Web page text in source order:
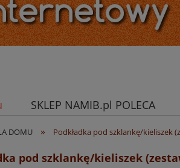
SKLEP NAMIB.pl POLECA
DOMU » Podkładka pod szklankę/kieliszek
pod szklankę/kieliszek